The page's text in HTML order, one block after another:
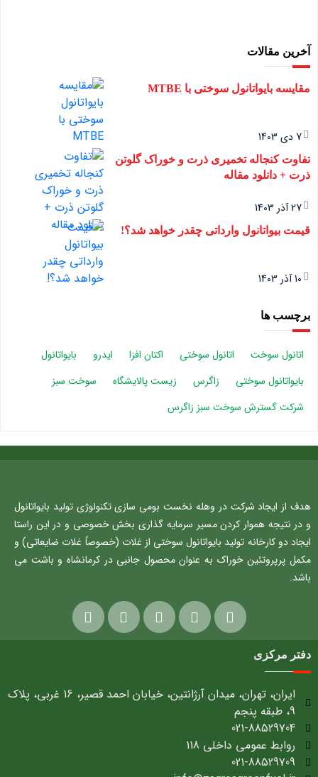
آخرین مقالات
مقایسه بایواتانول سوختی با MTBE
7 دی 1403
تفاوت کنجاله تخمیری ذرت و خوراک گلوتن
ذرت + دانلود مقاله
27 آذر 1403
قیمت بیواتانول وارداتی چقدر خواهد شد؟!
10 آذر 1403
برچسب ها
اتانول سوخت اتانول سوختی اکتان افزا ایدرو
بایواتانول
بایواتانول سوختی
زاگرس زیست پالایشگاه
سوخت سبز
شرکت گسترش سوخت سبز زاگرس
هدف از ایجاد شرکت در وهله نخست بومی سازی تکنولوژی تولید بایواتانول
و در نتیجه هموار کردن مسیر سرمایه گذاری بخش خصوصی و در این راستا
ایجاد دو کارخانه تولید بایواتانول سوختی از غلات (خصوصاً غلات ضایعاتی) و
مکمل پرپروتئین خوراک به عنوان محصول جانبی در کرمانشاه و باشت می
باشد.
دفتر مرکزی
ایران، تهران، میدان آرژانتین، خیابان احمد قصیر، 16 غربی، پلاک
9، طبقه پنجم
021-88529704
روابط عمومی داخلی 118
021-88529709